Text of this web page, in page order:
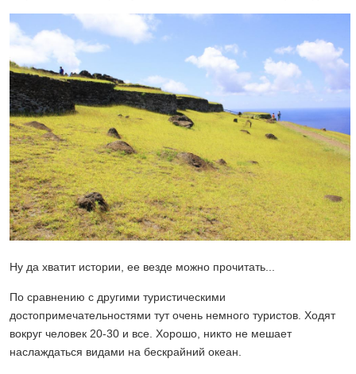
Ну да хватит истории, ее везде можно прочитать...
По сравнению с другими туристическими
достопримечательностями тут очень немного туристов. Ходят
вокруг человек 20-30 и все. Хорошо, никто не мешает
наслаждаться видами на бескрайний океан.